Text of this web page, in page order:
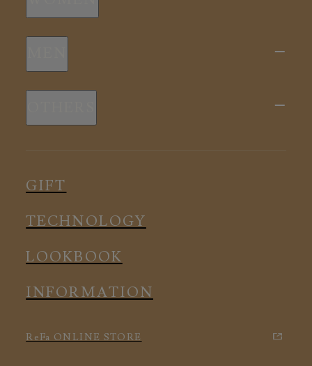
新商品
スリープウェア
ルームウェア
アクセサリー
新商品
ルームウェア
アクセサリー
GIFT
TECHNOLOGY
LOOKBOOK
INFORMATION
ReFa ONLINE STORE